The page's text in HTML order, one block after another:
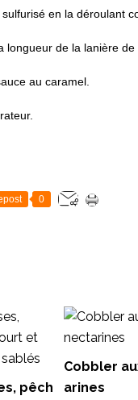
en la déroulant
longueur de la lanière de
au caramel.
0
pêch
Cobbler
arines